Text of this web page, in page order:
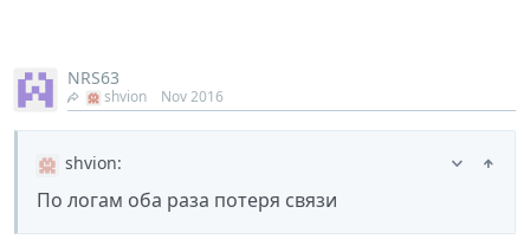
NRS63
shvion Nov 2016
shvion:
По логам оба раза потеря связи